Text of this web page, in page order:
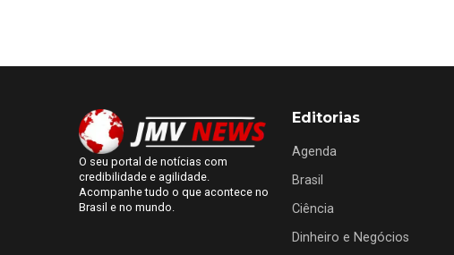
O seu portal de notícias com
credibilidade e agilidade.
Acompanhe tudo o que acontece no
Brasil e no mundo.
Editorias
Agenda
Brasil
Ciência
Dinheiro e Negócios